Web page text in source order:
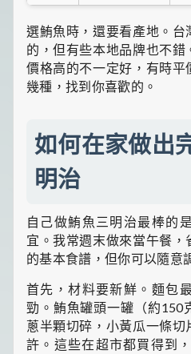
選鮪魚時，還要看產地。台
的，但有些本地品牌也不
價格高的不一定好，有時
幾種，找到你喜歡的。
如何在家做出
明治
自己做鮪魚三明治最棒的
宜。我常週末做來當午餐
的基本食譜，但你可以隨意
首先，材料要新鮮。麵包
勁。鮪魚罐頭一罐（約150
蔥半顆切碎，小黃瓜一條
許。這些在超市都買得到